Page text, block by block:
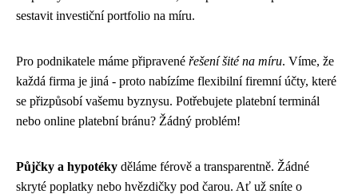
sestavit investiční portfolio na míru.
Pro podnikatele máme připravené řešení šité na míru. Víme, že
každá firma je jiná - proto nabízíme flexibilní firemní účty, které
se přizpůsobí vašemu byznysu. Potřebujete platební terminál
nebo online platební bránu? Žádný problém!
Půjčky a hypotéky děláme férově a transparentně. Žádné
skryté poplatky nebo hvězdičky pod čarou. Ať už sníte o